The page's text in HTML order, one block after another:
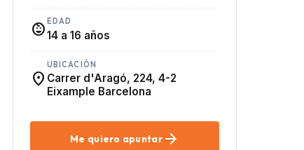
child_care EDAD
14 a 16 años
location_on
UBICACIÓN
Carrer d'Aragó, 224, 4-2
Eixample Barcelona
Me quiero apuntararrow_forward